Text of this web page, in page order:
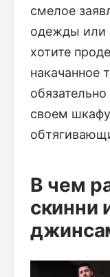
смелое
одежды или
хотите
накачанное
своем
В чем
скинни